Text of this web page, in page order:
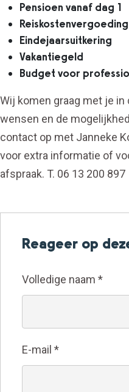
Pensioen vanaf dag 1
Reiskostenvergoeding
Eindejaarsuitkering
Vakantiegeld
Budget voor
Wij komen graag met je
wensen en de
contact op met Janneke
voor extra informatie of
afspraak. T. 06 13 200 897
Reageer op
Volledige naam *
E-mail *